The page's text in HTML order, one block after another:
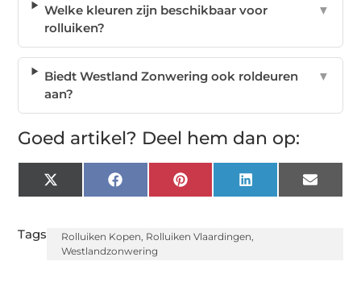
Welke kleuren zijn beschikbaar voor
rolluiken?
▼
Biedt Westland Zonwering ook roldeuren
aan?
▼
Goed artikel? Deel hem dan op:
X
(Twitter)
FacebookPinterest LinkedIn Email
Tags: Rolluiken Kopen Rolluiken Vlaardingen
Westlandzonwering